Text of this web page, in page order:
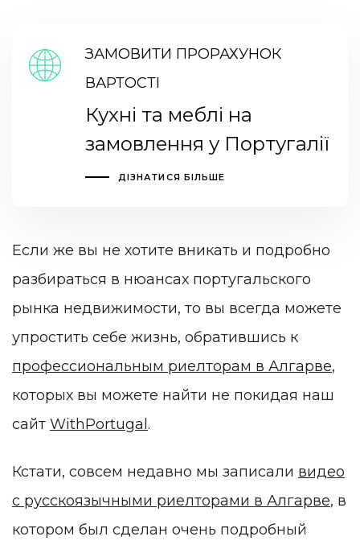
ЗАМОВИТИ ПРОРАХУНОК
ВАРТОСТІ
Кухні та меблі на
замовлення у Португалії
ДІЗНАТИСЯ БІЛЬШЕ
Если же вы не хотите вникать и подробно
разбираться в нюансах португальского
рынка недвижимости, то вы всегда можете
упростить себе жизнь, обратившись к
профессиональным риелторам в Алгарве,
которых вы можете найти не покидая наш
сайт WithPortugal .
Кстати, совсем недавно мы записали видео
с русскоязычными риелторами в Алгарве, в
котором был сделан очень подробный